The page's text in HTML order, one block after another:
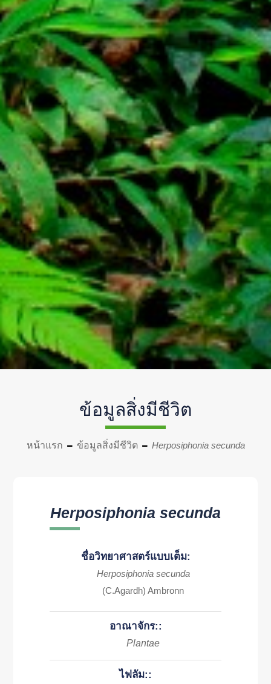
ข้อมูลสิ่งมีชีวิต
หน้าแรก ข้อมูลสิ่งมีชีวิต Herposiphonia secunda
Herposiphonia secunda
ชื่อวิทยาศาสตร์แบบเต็ม:
Herposiphonia secunda
(C.Agardh) Ambronn
อาณาจักร::
Plantae
ไฟลัม::